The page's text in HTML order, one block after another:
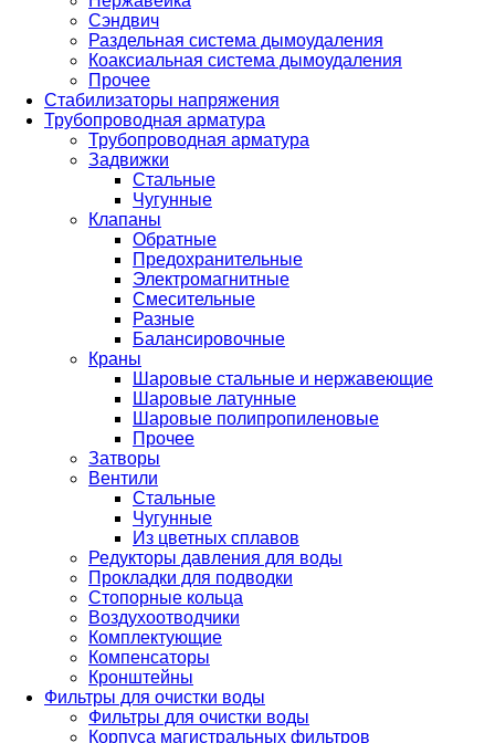
Сэндвич
Раздельная система дымоудаления
Коаксиальная система дымоудаления
Прочее
Стабилизаторы напряжения
Трубопроводная арматура
Трубопроводная арматура
Задвижки
Стальные
Чугунные
Клапаны
Обратные
Предохранительные
Электромагнитные
Смесительные
Разные
Балансировочные
Краны
Шаровые стальные и нержавеющие
Шаровые латунные
Шаровые полипропиленовые
Прочее
Затворы
Вентили
Стальные
Чугунные
Из цветных сплавов
Редукторы давления для воды
Прокладки для подводки
Стопорные кольца
Воздухоотводчики
Комплектующие
Компенсаторы
Кронштейны
Фильтры для очистки воды
Фильтры для очистки воды
Корпуса магистральных фильтров